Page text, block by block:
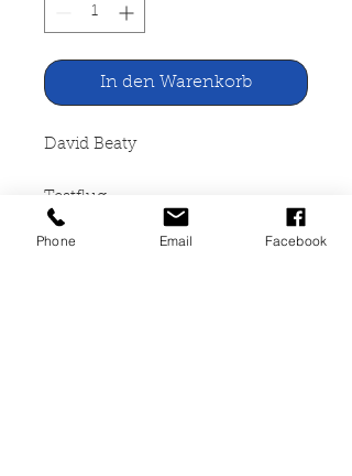
In den Warenkorb
David Beaty
Testflug
Lingen Verlag Köln, o.J.
Phone Email Facebook